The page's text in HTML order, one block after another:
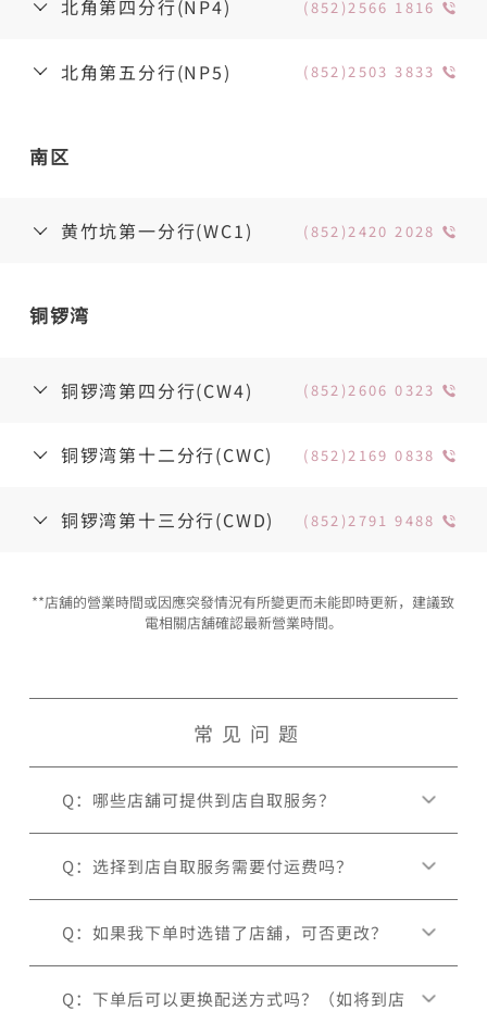
北角第四分行(NP4) (852)2566 1816
北角第五分行(NP5) (852)2503 3833
南区
黄竹坑第一分行(WC1) (852)2420 2028
铜锣湾
铜锣湾第四分行(CW4) (852)2606 0323
铜锣湾第十二分行(CWC) (852)2169 0838
铜锣湾第十三分行(CWD) (852)2791 9488
**店舖的營業時間或因應突發情況有所變更而未能即時更新，建議致
電相關店舖確認最新營業時間。
常见问题
Q：哪些店舖可提供到店自取服务？
Q：选择到店自取服务需要付运费吗？
Q：如果我下单时选错了店舖，可否更改？
Q：下单后可以更换配送方式吗？（如将到店